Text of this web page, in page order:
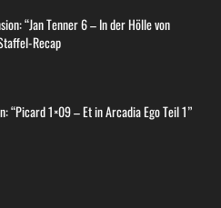
“Jan Tenner 6 – In der Hölle von
Recap
“Picard 1×09 – Et in Arcadia Ego Teil 1”